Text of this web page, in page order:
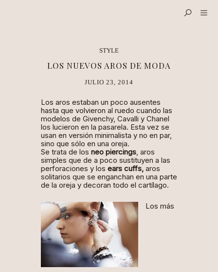
STYLE
LOS NUEVOS AROS DE MODA
JULIO 23, 2014
Los aros estaban un poco ausentes
hasta que volvieron al ruedo cuando las
modelos de Givenchy, Cavalli y Chanel
los lucieron en la pasarela. Esta vez se
usan en versión minimalista y no en par,
sino que sólo en una oreja.
Se trata de los neo piercings, aros
simples que de a poco sustituyen a las
perforaciones y los ears cuffs, aros
solitarios que se enganchan en una parte
de la oreja y decoran todo el cartílago.
Los más